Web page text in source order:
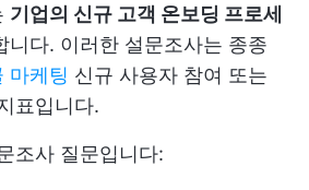
기업의 신규 고객 온보딩 프로세
니다. 이러한 설문조사는 종종
마케팅 신규 사용자 참여 또는
표입니다.
조사 질문입니다: